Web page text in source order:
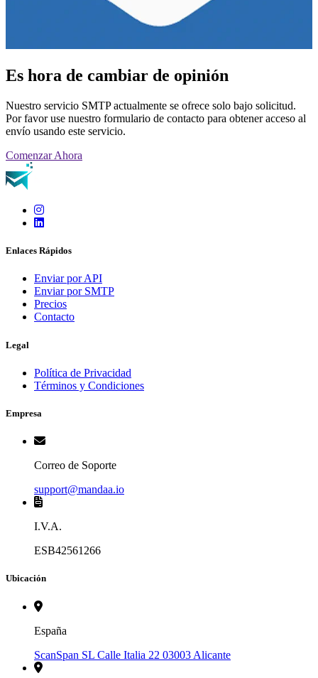
Es hora de cambiar de opinión
Nuestro servicio SMTP actualmente se ofrece solo bajo solicitud.
Por favor use nuestro formulario de contacto para obtener acceso al
envío usando este servicio.
Comenzar Ahora
Enlaces Rápidos
Enviar por API
Enviar por SMTP
Precios
Contacto
Legal
Política de Privacidad
Términos y Condiciones
Empresa
Correo de Soporte
support@mandaa.io
I.V.A.
ESB42561266
Ubicación
España
ScanSpan SL Calle Italia 22 03003 Alicante